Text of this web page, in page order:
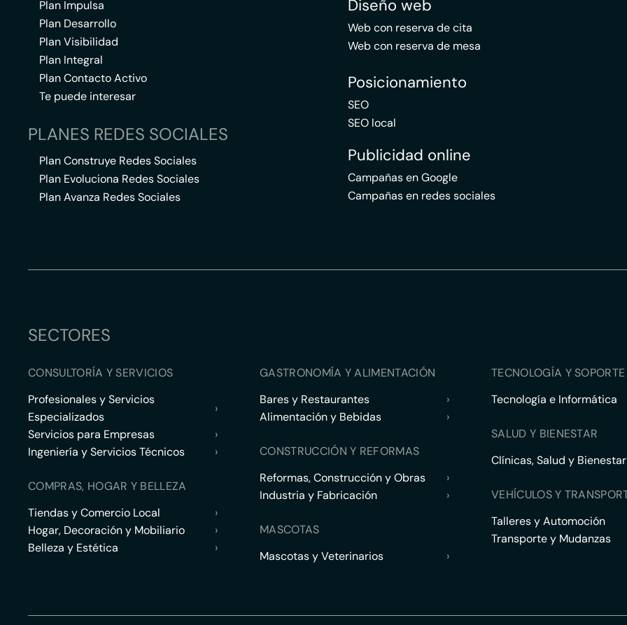
Plan Impulsa
Plan Desarrollo
Plan Visibilidad
Plan Integral
Plan Contacto Activo
Te puede interesar
PLANES REDES SOCIALES
Plan Construye Redes Sociales
Plan Evoluciona Redes Sociales
Plan Avanza Redes Sociales
Diseño web
Web con reserva de cita
Web con reserva de mesa
Posicionamiento
SEO
SEO local
Publicidad online
Campañas en Google
Campañas en redes sociales
SECTORES
CONSULTORÍA Y SERVICIOS
Profesionales y Servicios
Especializados
›
Servicios para Empresas
›
Ingeniería y Servicios Técnicos
›
COMPRAS, HOGAR Y BELLEZA
Tiendas y Comercio Local
›
Hogar, Decoración y Mobiliario
›
Belleza y Estética
›
GASTRONOMÍA Y ALIMENTACIÓN
Bares y Restaurantes
›
Alimentación y Bebidas
›
CONSTRUCCIÓN Y REFORMAS
Reformas, Construcción y Obras
›
Industria y Fabricación
›
MASCOTAS
Mascotas y Veterinarios
›
TECNOLOGÍA Y
Tecnología e Informática
SALUD Y BIENESTAR
Clínicas, Salud y Bienestar
VEHÍCULOS Y
Talleres y Automoción
Transporte y Mudanzas